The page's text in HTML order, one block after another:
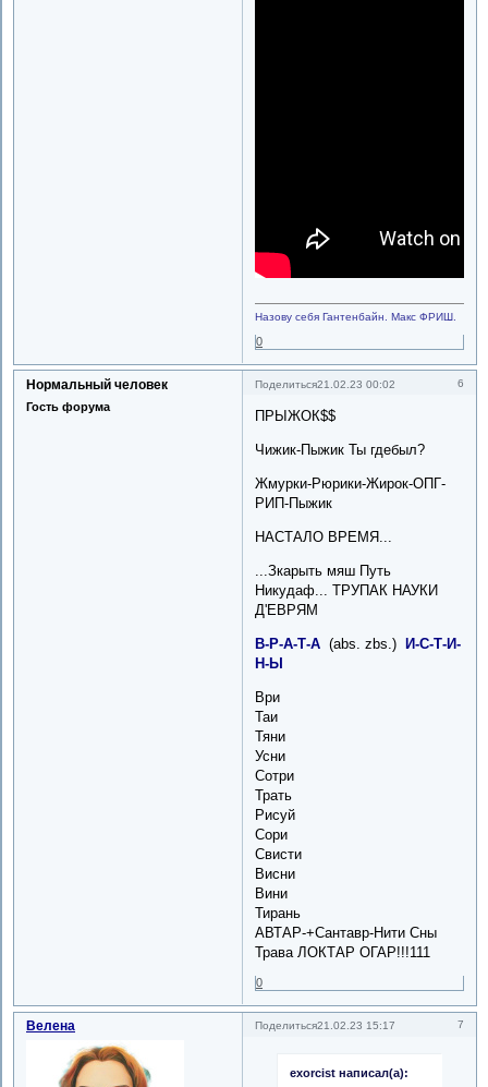
Назову себя Гантенбайн. Макс ФРИШ.
0
Поделиться 6
21.02.23 00:02
Нормальный человек
Гость форума
ПРЫЖОК$$
Чижик-Пыжик Ты гдебыл?
Жмурки-Рюрики-Жирок-ОПГ-
РИП-Пыжик
НАСТАЛО ВРЕМЯ...
...Зкарыть мяш Путь
Никудаф... ТРУПАК НАУКИ
Д'ЕВРЯМ
В-Р-А-Т-А (abs. zbs.)
И-С-Т-И-
Н-Ы
Ври
Таи
Тяни
Усни
Сотри
Трать
Рисуй
Сори
Свисти
Висни
Вини
Тирань
АВТАР-+Сантавр-Нити Сны
Трава ЛОКТАР ОГАР!!!111
0
Поделиться 7
21.02.23 15:17
Велена
exorcist написал(а):